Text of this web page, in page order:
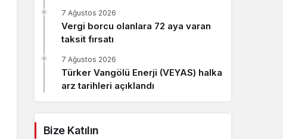
Vergi borcu olanlara 72 aya varan
taksit fırsatı
7 Ağustos 2026
Türker Vangölü Enerji (VEYAS) halka
arz tarihleri açıklandı
7 Ağustos 2026
Bize Katılın